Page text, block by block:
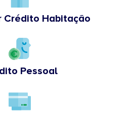
Crédito Habitação
Pessoal